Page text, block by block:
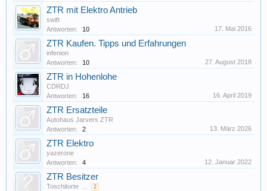
ZTR mit Elektro Antrieb
swift
Antworten:
10 17. Mai 2016
ZTR Kaufen. Tipps und Erfahrungen
infenion
Antworten:
10 27. August 2018
ZTR in Hohenlohe
CDRDJ
Antworten:
16 16. April 2019
ZTR Ersatzteile
Autohaus Jarvers ZTR
Antworten:
2 13. März 2026
ZTR Elektro
yazerone
Antworten:
4 12. Januar 2022
ZTR Besitzer
Toschitorte ... 2